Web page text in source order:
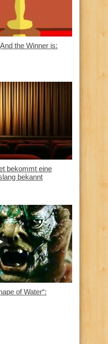
the Winner is:
bekommt eine
bekannt
of Water“: